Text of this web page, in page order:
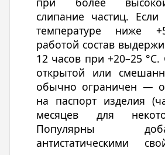
слипание частиц.
температуре ниже
работой состав
12 часов при +20–25
открытой или
обычно ограничен —
на паспорт изделия
месяцев для
Популярны
антистатическими